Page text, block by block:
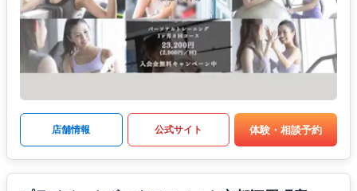
店舗情報 公式サイト 体験・相談予約